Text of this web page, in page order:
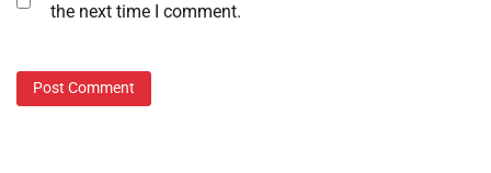
the next time I comment.